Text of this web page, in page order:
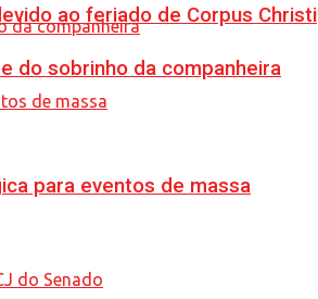
ao feriado de Corpus Christi
para eventos de massa
do sobrinho da companheira